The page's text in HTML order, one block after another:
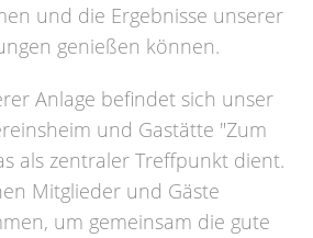
und die Ergebnisse unserer
genießen können.
Anlage befindet sich unser
und Gastätte "Zum
als zentraler Treffpunkt dient.
Mitglieder und Gäste
um gemeinsam die gute